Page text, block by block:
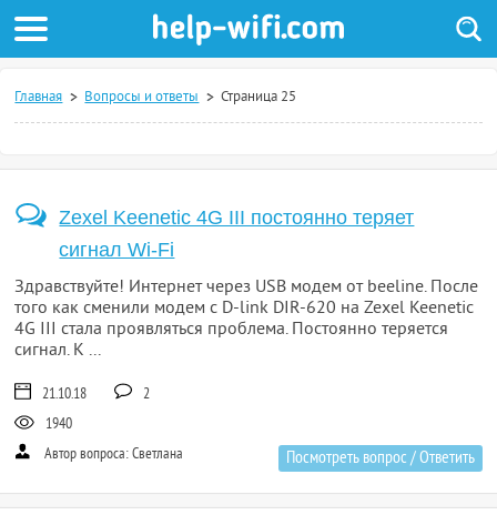
Главная Вопросы и ответы Страница 25
Zexel Keenetic 4G III постоянно теряет
сигнал Wi-Fi
Здравствуйте! Интернет через USB модем от beeline. После
того как сменили модем с D-link DIR-620 на Zexel Keenetic
4G III стала проявляться проблема. Постоянно теряется
сигнал. К ...
21.10.18
2
1940
Автор вопроса: Светлана
Посмотреть вопрос / Ответить